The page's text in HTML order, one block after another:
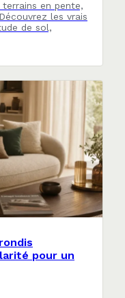
en pente,
les vrais
de sol,
pour un